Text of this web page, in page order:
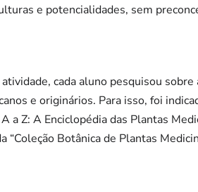
e potencialidades, sem
atividade, cada aluno pesquisou
e originários. Para isso, foi
a Z: A Enciclopédia das Plantas
“Coleção Botânica de Plantas